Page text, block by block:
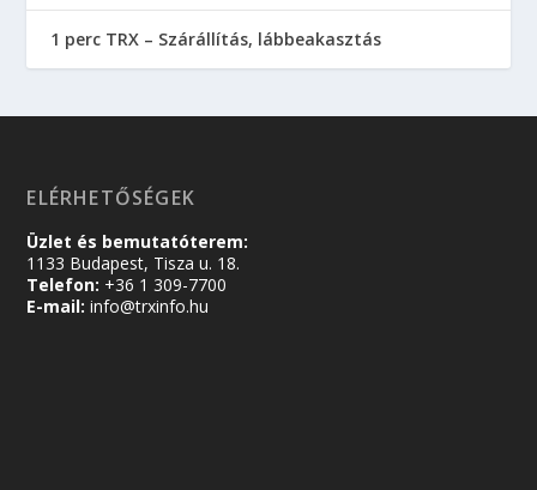
1 perc TRX – Szárállítás, lábbeakasztás
ELÉRHETŐSÉGEK
Üzlet és bemutatóterem:
1133 Budapest, Tisza u. 18.
Telefon: +36 1 309-7700
E-mail: info@trxinfo.hu